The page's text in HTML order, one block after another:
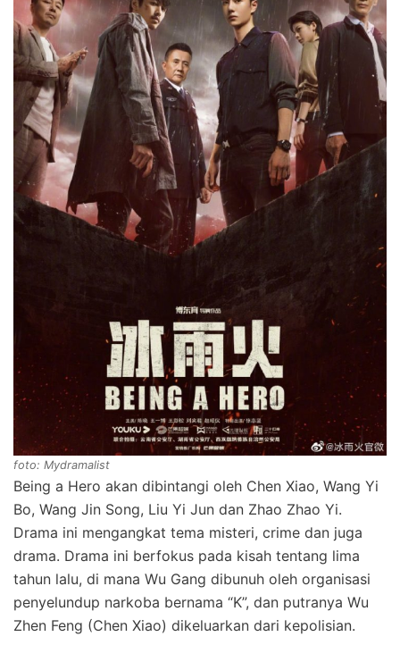
foto: Mydramalist
Being a Hero akan dibintangi oleh Chen Xiao, Wang Yi
Bo, Wang Jin Song, Liu Yi Jun dan Zhao Zhao Yi.
Drama ini mengangkat tema misteri, crime dan juga
drama. Drama ini berfokus pada kisah tentang lima
tahun lalu, di mana Wu Gang dibunuh oleh organisasi
penyelundup narkoba bernama “K”, dan putranya Wu
Zhen Feng (Chen Xiao) dikeluarkan dari kepolisian.